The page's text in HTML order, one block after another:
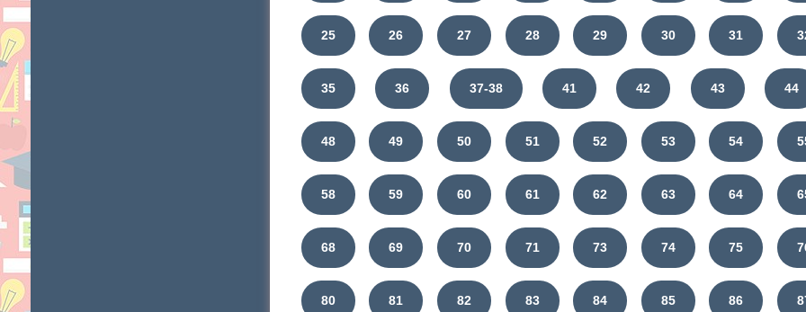
25 26 27 28 29 30 31
35 36 37-38 41 42 43 44
48 49 50 51 52 53 54
58 59 60 61 62 63 64
68 69 70 71 73 74 75
80 81 82 83 84 85 86